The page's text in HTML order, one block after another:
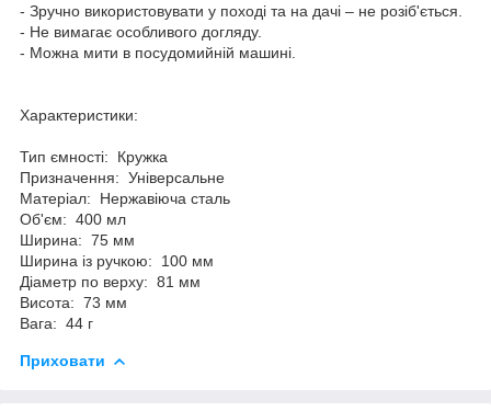
- Зручно використовувати у поході та на дачі – не розіб'ється.
- Не вимагає особливого догляду.
- Можна мити в посудомийній машині.
Характеристики:
Тип ємності: Кружка
Призначення: Універсальне
Матеріал: Нержавіюча сталь
Об'єм: 400 мл
Ширина: 75 мм
Ширина із ручкою: 100 мм
Діаметр по верху: 81 мм
Висота: 73 мм
Вага: 44 г
Приховати